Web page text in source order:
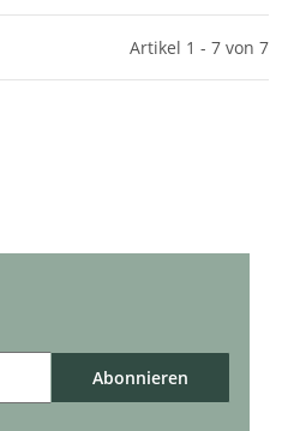
Artikel 1 - 7 von 7
Abonnieren